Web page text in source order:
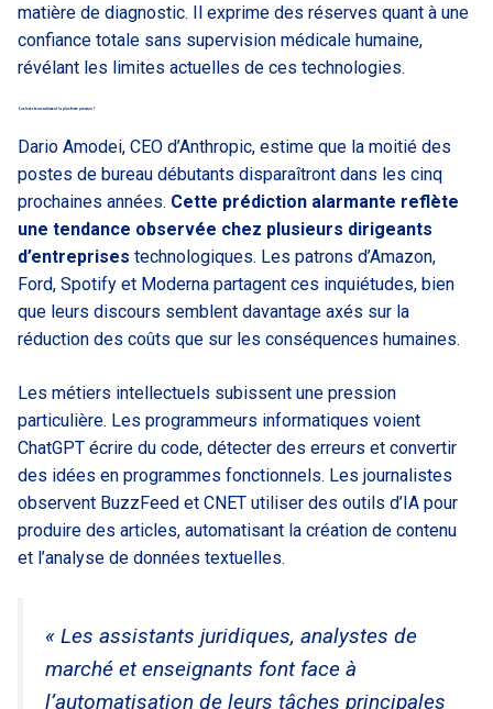
matière de diagnostic. Il exprime des réserves quant à une
confiance totale sans supervision médicale humaine,
révélant les limites actuelles de ces technologies.
Quels secteurs subissent la plus forte pression ?
Dario Amodei, CEO d’Anthropic, estime que la moitié des
postes de bureau débutants disparaîtront dans les cinq
prochaines années. Cette prédiction alarmante reflète
une tendance observée chez plusieurs dirigeants
d’entreprises technologiques. Les patrons d’Amazon,
Ford, Spotify et Moderna partagent ces inquiétudes, bien
que leurs discours semblent davantage axés sur la
réduction des coûts que sur les conséquences humaines.
Les métiers intellectuels subissent une pression
particulière. Les programmeurs informatiques voient
ChatGPT écrire du code, détecter des erreurs et convertir
des idées en programmes fonctionnels. Les journalistes
observent BuzzFeed et CNET utiliser des outils d’IA pour
produire des articles, automatisant la création de contenu
et l’analyse de données textuelles.
« Les assistants juridiques, analystes de
marché et enseignants font face à
l’automatisation de leurs tâches principales